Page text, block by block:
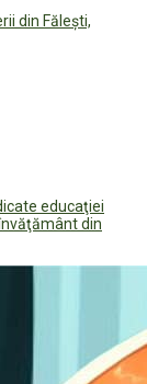
din Făleşti,
educaţiei
din